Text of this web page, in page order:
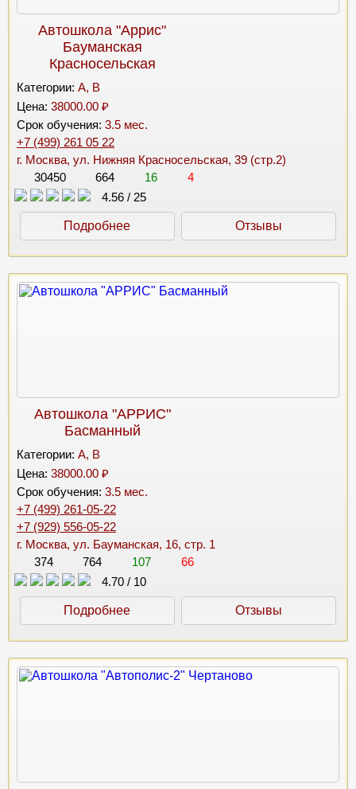
Автошкола "Аррис"
Бауманская
Красносельская
Категории: A, B
Цена: 38000.00 ₽
Срок обучения: 3.5 мес.
+7 (499) 261 05 22
г. Москва, ул. Нижняя Красносельская, 39 (стр.2)
30450
664 16
4
4.56 / 25
Подробнее Отзывы
Автошкола "АРРИС"
Басманный
Категории: A, B
Цена: 38000.00 ₽
Срок обучения: 3.5 мес.
+7 (499) 261-05-22
+7 (929) 556-05-22
г. Москва, ул. Бауманская, 16, стр. 1
374
764 107
66
4.70 / 10
Подробнее Отзывы